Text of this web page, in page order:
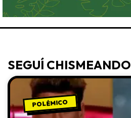
SEGUÍ CHISMEANDO
POLÉMICO